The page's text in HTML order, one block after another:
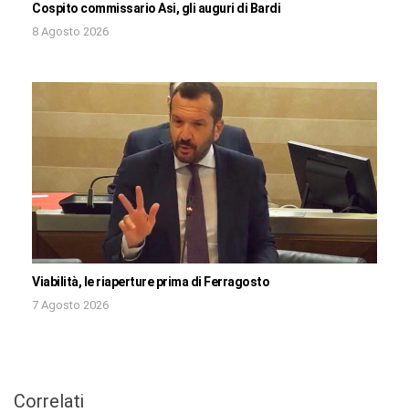
Cospito commissario Asi, gli auguri di Bardi
8 Agosto 2026
Viabilità, le riaperture prima di Ferragosto
7 Agosto 2026
Correlati